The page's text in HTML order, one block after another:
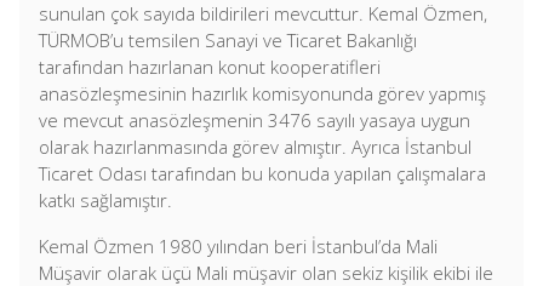
sunulan çok sayıda bildirileri mevcuttur. Kemal Özmen,
TÜRMOB’u temsilen Sanayi ve Ticaret Bakanlığı
tarafından hazırlanan konut kooperatifleri
anasözleşmesinin hazırlık komisyonunda görev yapmış
ve mevcut anasözleşmenin 3476 sayılı yasaya uygun
olarak hazırlanmasında görev almıştır. Ayrıca İstanbul
Ticaret Odası tarafından bu konuda yapılan çalışmalara
katkı sağlamıştır.
Kemal Özmen 1980 yılından beri İstanbul’da Mali
Müşavir olarak üçü Mali müşavir olan sekiz kişilik ekibi ile